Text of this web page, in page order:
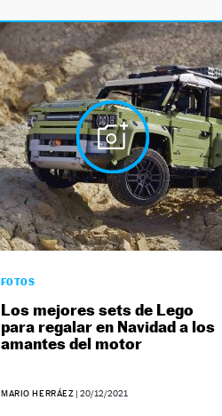
FOTOS
Los mejores sets de Lego
para regalar en Navidad a los
amantes del motor
MARIO HERRÁEZ |20/12/2021